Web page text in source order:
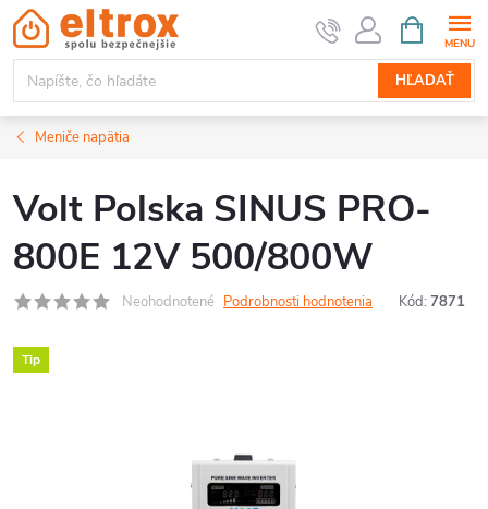
Prejsť
na
obsah
HĽADAŤ
KOŠÍK
Meniče napätia
Volt Polska SINUS PRO-
800E 12V 500/800W
Neohodnotené Podrobnosti hodnotenia Kód: 7871
Tip